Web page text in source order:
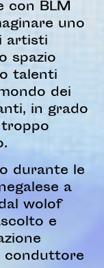
con BLM
uno
artisti
spazio
talenti
dei
in grado
durante le
a
wolof
e
conduttore